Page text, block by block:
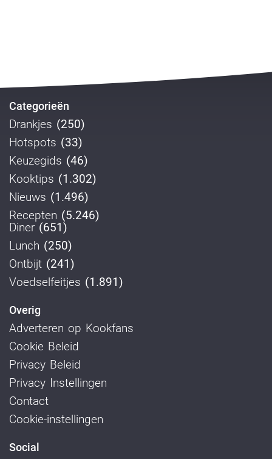
Categorieën
Drankjes (250)
Hotspots (33)
Keuzegids (46)
Kooktips (1.302)
Nieuws (1.496)
Recepten (5.246)
Diner (651)
Lunch (250)
Ontbijt (241)
Voedselfeitjes (1.891)
Overig
Adverteren op Kookfans
Cookie Beleid
Privacy Beleid
Privacy Instellingen
Contact
Cookie-instellingen
Social